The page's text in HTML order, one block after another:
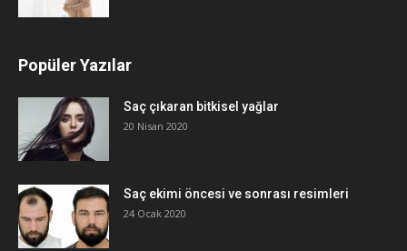
Popüler Yazılar
Saç çıkaran bitkisel yağlar
20 Nisan 2020
Saç ekimi öncesi ve sonrası resimleri
24 Ocak 2020